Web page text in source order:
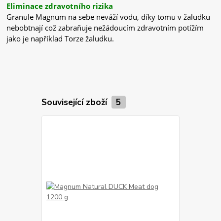
Eliminace zdravotního rizika
Granule Magnum na sebe neváží vodu, díky tomu v žaludku
nebobtnají což zabraňuje nežádoucím zdravotním potížím
jako je například Torze žaludku.
Související zboží 5